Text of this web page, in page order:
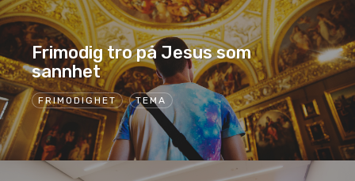
FRIMODIGHET TEMA
Frimodig tro på Jesus som
sannhet